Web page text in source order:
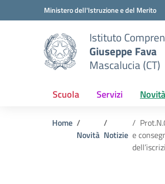
Vai ai contenuti
Vai al menu di navigazioneMinistero dell'Istruzione e del Merito
Istituto
Giuseppe Fava
Mascalucia (CT)
Scuola Servizi Novità
Home
Novità Notizie e